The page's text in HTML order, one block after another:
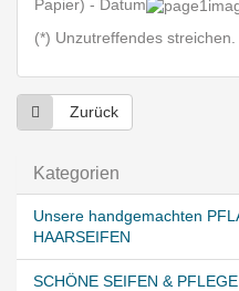
Papier) - Datum
(*) Unzutreffendes streichen.
Zurück
Kategorien
Unsere handgemachten
HAARSEIFEN
SCHÖNE SEIFEN &